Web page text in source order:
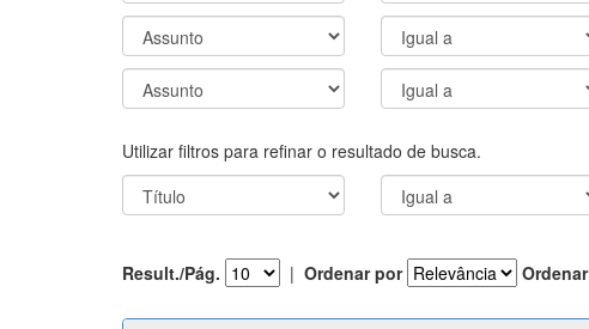
Utilizar filtros para refinar o resultado de busca.
Result./Pág. | Ordenar por Ordenar